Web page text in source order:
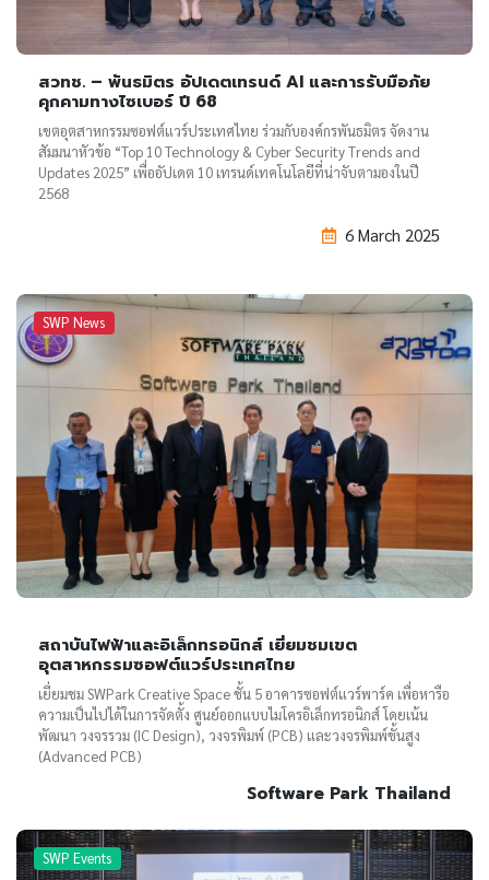
สวทช. – พันธมิตร อัปเดตเทรนด์ AI และการรับมือภัย
คุกคามทางไซเบอร์ ปี 68
เขตอุตสาหกรรมซอฟต์แวร์ประเทศไทย ร่วมกับองค์กรพันธมิตร จัดงาน
สัมมนาหัวข้อ “Top 10 Technology & Cyber Security Trends and
Updates 2025” เพื่ออัปเดต 10 เทรนด์เทคโนโลยีที่น่าจับตามองในปี
2568
6 March 2025
SWP News
สถาบันไฟฟ้าและอิเล็กทรอนิกส์ เยี่ยมชมเขต
อุตสาหกรรมซอฟต์แวร์ประเทศไทย
เยี่ยมชม SWPark Creative Space ชั้น 5 อาคารซอฟต์แวร์พาร์ค เพื่อหารือ
ความเป็นไปได้ในการจัดตั้ง ศูนย์ออกแบบไมโครอิเล็กทรอนิกส์ โดยเน้น
พัฒนา วงจรรวม (IC Design), วงจรพิมพ์ (PCB) และวงจรพิมพ์ขั้นสูง
(Advanced PCB)
Software Park Thailand
SWP Events